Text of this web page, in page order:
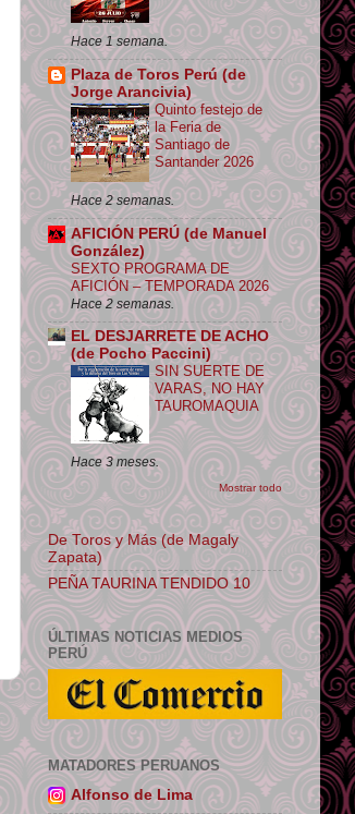
Hace 1 semana.
Plaza de Toros Perú (de
Jorge Arancivia)
Quinto festejo de
la Feria de
Santiago de
Santander 2026
Hace 2 semanas.
AFICIÓN PERÚ (de Manuel
González)
SEXTO PROGRAMA DE
AFICIÓN – TEMPORADA 2026
Hace 2 semanas.
EL DESJARRETE DE ACHO
(de Pocho Paccini)
SIN SUERTE DE
VARAS, NO HAY
TAUROMAQUIA
Hace 3 meses.
Mostrar todo
De Toros y Más (de Magaly
Zapata)
PEÑA TAURINA TENDIDO 10
ÚLTIMAS NOTICIAS MEDIOS
PERÚ
MATADORES PERUANOS
Alfonso de Lima